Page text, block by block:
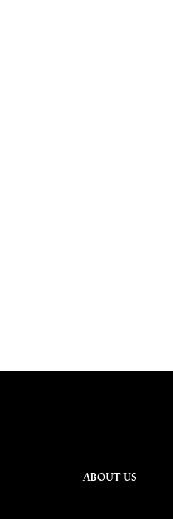
ABOUT US